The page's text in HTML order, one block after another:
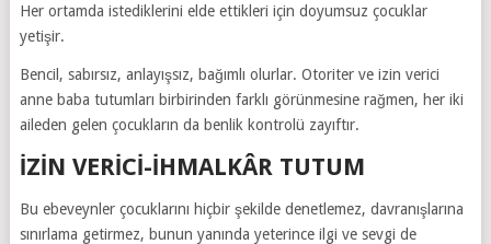
Her ortamda istediklerini elde ettikleri için doyumsuz çocuklar
yetişir.
Bencil, sabırsız, anlayışsız, bağımlı olurlar. Otoriter ve izin verici
anne baba tutumları birbirinden farklı görünmesine rağmen, her iki
aileden gelen çocukların da benlik kontrolü zayıftır.
İZIN VERICI-İHMALKÂR TUTUM
Bu ebeveynler çocuklarını hiçbir şekilde denetlemez, davranışlarına
sınırlama getirmez, bunun yanında yeterince ilgi ve sevgi de